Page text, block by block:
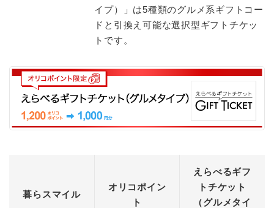
イプ）」は5種類のグルメ系ギフトコー
ドと引換え可能な選択型ギフトチケッ
トです。
暮らスマイル
オリコポイン
ト
えらべるギフ
トチケット
（グルメタイ